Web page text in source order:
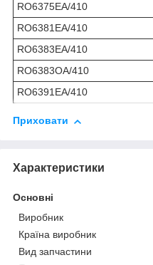
RO6375EA/410
RO6381EA/410
RO6383EA/410
RO6383OA/410
RO6391EA/410
Приховати
Характеристики
Основні
Виробник
Країна виробник
Вид запчастини